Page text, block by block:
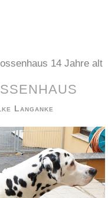
14 Jahre alt
Langanke